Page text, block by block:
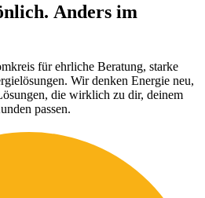
Anders im
für ehrliche Beratung, starke
Wir denken Energie neu,
die wirklich zu dir, deinem
passen.